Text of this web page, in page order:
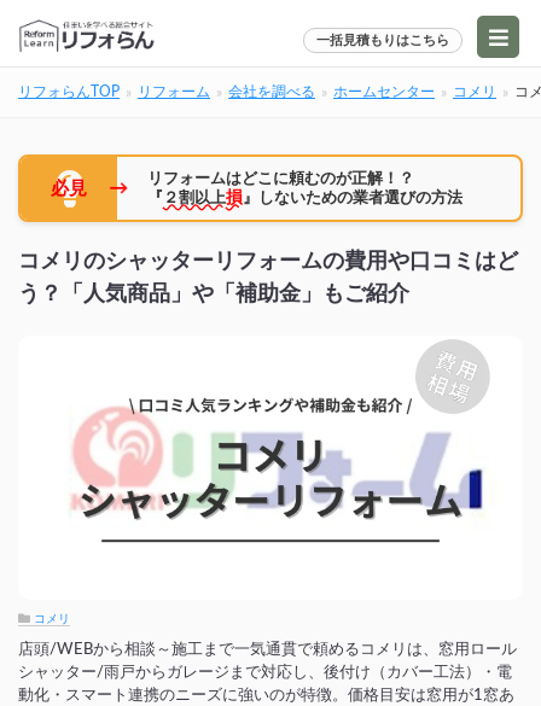
一括見積もりはこちら
リフォらんTOP リフォーム 会社を調べる ホームセンター コメリ コ
必見 →
リフォームはどこに頼むのが正解！？
『 ２割以上損』しないための業者選びの方法
コメリのシャッターリフォームの費用や口コミはど
う？「人気商品」や「補助金」もご紹介
コメリ
店頭/WEBから相談～施工まで一気通貫で頼めるコメリは、窓用ロール
シャッター/雨戸からガレージまで対応し、後付け（カバー工法）・電
動化・スマート連携のニーズに強いのが特徴。価格目安は窓用が1窓あ